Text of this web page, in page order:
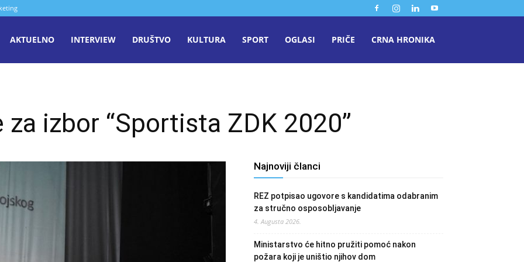
AKTUELNO INTERVIEW DRUŠTVO KULTURA SPORT OGLASI PRIČE CRNA HRONIKA
izbor “Sportista ZDK 2020”
Najnoviji članci
REZ potpisao ugovore s kandidatima odabranim
za stručno osposobljavanje
4. Augusta 2026.
Ministarstvo će hitno pružiti pomoć nakon
požara koji je uništio njihov dom